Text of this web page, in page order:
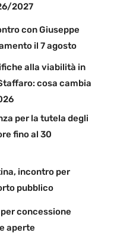
2027
con Giuseppe
il 7 agosto
alla viabilità in
cosa cambia
per la tutela degli
fino al 30
incontro per
pubblico
concessione
aperte